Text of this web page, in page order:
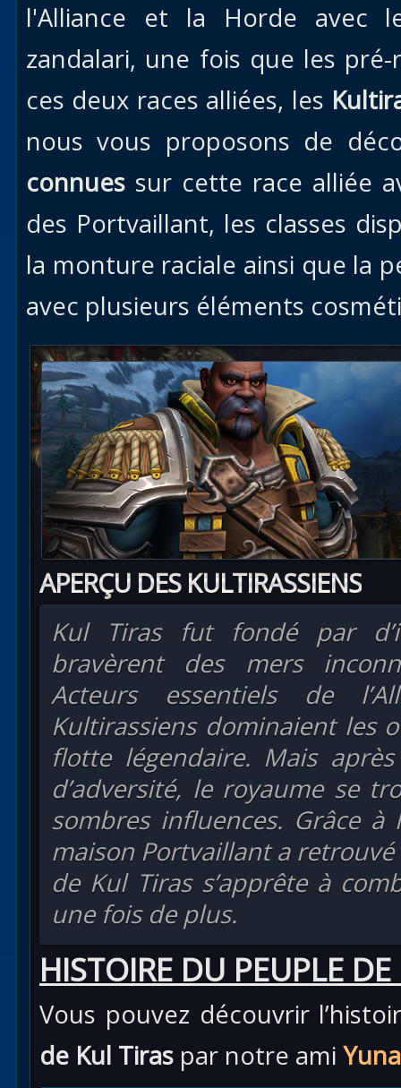
Uldum
Val
l'Alliance et la Horde avec
zandalari, une fois que les
ces deux races alliées, les
nous vous proposons de
connues sur cette race alliée
des Portvaillant, les classes
la monture raciale ainsi que la
avec plusieurs éléments
APERÇU DES KULTIRASSIENS
Kul Tiras fut fondé par
bravèrent des mers
Acteurs essentiels de
Kultirassiens dominaient les
flotte légendaire. Mais
d’adversité, le royaume se
sombres influences. Grâce à
maison Portvaillant a
de Kul Tiras s’apprête à
une fois de plus.
HISTOIRE DU PEUPLE
Vous pouvez découvrir
de Kul Tiras par notre ami